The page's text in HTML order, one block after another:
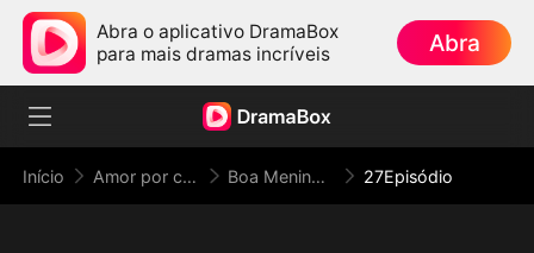
Abra o aplicativo DramaBox
para mais dramas incríveis
Abra
Início Amor por contrato Boa Menina da Máfia 27Episódio